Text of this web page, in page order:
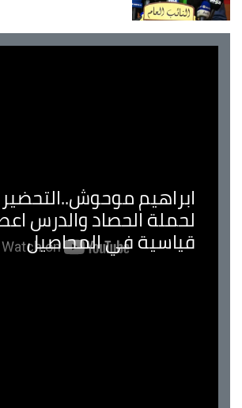
ابراهيم موحوش..التحضير
لحملة الحصاد والدرس
قياسية في المحاصيل